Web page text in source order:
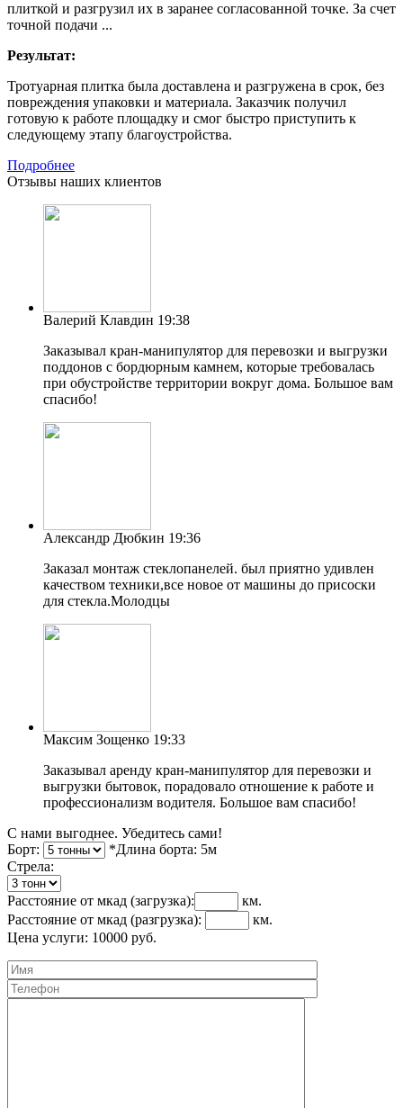
плиткой и разгрузил их в заранее согласованной точке. За счет
точной подачи ...
Результат:
Тротуарная плитка была доставлена и разгружена в срок, без
повреждения упаковки и материала. Заказчик получил
готовую к работе площадку и смог быстро приступить к
следующему этапу благоустройства.
Подробнее
Отзывы наших клиентов
Валерий Клавдин 19:38
Заказывал кран-манипулятор для перевозки и выгрузки
поддонов с бордюрным камнем, которые требовалась
при обустройстве территории вокруг дома. Большое вам
спасибо!
Александр Дюбкин 19:36
Заказал монтаж стеклопанелей. был приятно удивлен
качеством техники,все новое от машины до присоски
для стекла.Молодцы
Максим Зощенко 19:33
Заказывал аренду кран-манипулятор для перевозки и
выгрузки бытовок, порадовало отношение к работе и
профессионализм водителя. Большое вам спасибо!
С нами выгоднее. Убедитесь сами!
Борт:
*Длина борта: 5м
Cтрела:
Расстояние от мкад (загрузка):
км.
Расстояние от мкад (разгрузка):
км.
Цена услуги: 10000 руб.